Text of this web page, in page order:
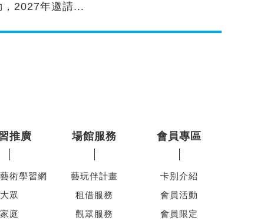
，2027年邀請...
推廣
術學習網
大眾
家庭
場館服務
藝玩伴計畫
租借服務
觀眾服務
會員專區
卡別介紹
會員活動
會員限定